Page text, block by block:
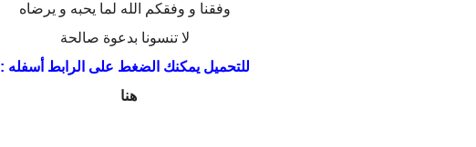
وفقنا و وفقكم الله لما يحبه و يرضاه
لا تنسونا بدعوة صالحة
للتحميل يمكنك الضغط على الرابط أسفله :
هنا